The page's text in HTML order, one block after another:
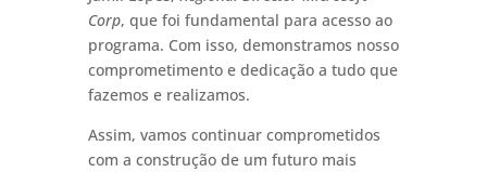
Corp, que foi fundamental para acesso ao
programa. Com isso, demonstramos nosso
comprometimento e dedicação a tudo que
fazemos e realizamos.
Assim, vamos continuar comprometidos
com a construção de um futuro mais